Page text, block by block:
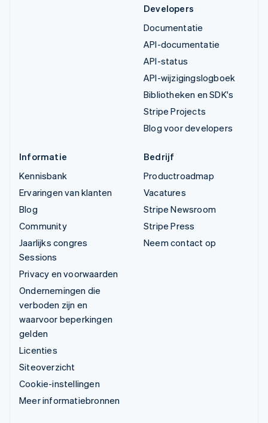
Developers
Documentatie
API-documentatie
API-status
API-wijzigingslogboek
Bibliotheken en SDK's
Stripe Projects
Blog voor developers
Informatie
Kennisbank
Ervaringen van klanten
Blog
Community
Jaarlijks congres
Sessions
Privacy en voorwaarden
Ondernemingen die
verboden zijn en
waarvoor beperkingen
gelden
Licenties
Siteoverzicht
Cookie-instellingen
Meer informatiebronnen
Bedrijf
Productroadmap
Vacatures
Stripe Newsroom
Stripe Press
Neem contact op